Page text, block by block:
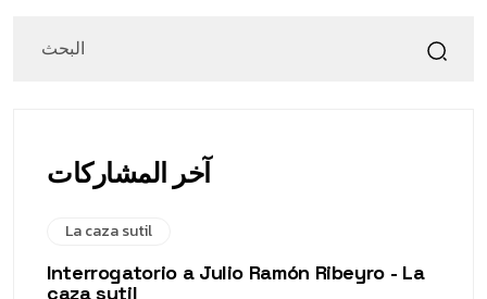
آخر المشاركات
La caza sutil
Interrogatorio a Julio Ramón Ribeyro - La
caza sutil